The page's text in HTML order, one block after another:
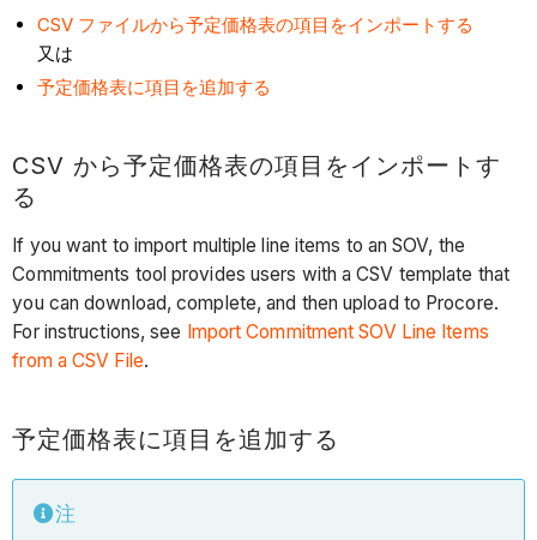
CSV ファイルから予定価格表の項目をインポートする
又は
予定価格表に項目を追加する
CSV から予定価格表の項目をインポートす
る
If you want to import multiple line items to an SOV, the
Commitments tool provides users with a CSV template that
you can download, complete, and then upload to Procore.
For instructions, see Import Commitment SOV Line Items
from a CSV File.
予定価格表に項目を追加する
注